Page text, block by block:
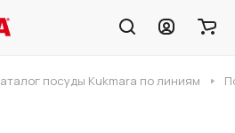
посуды Kukmara по линиям